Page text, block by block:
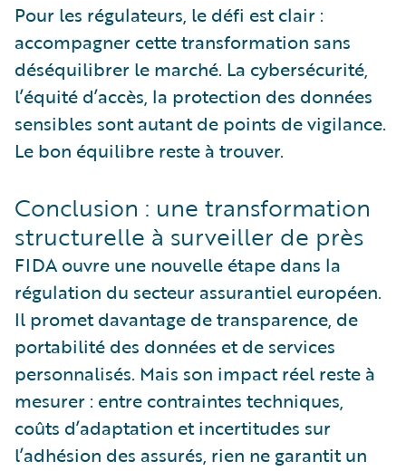
Pour les régulateurs, le défi est clair :
accompagner cette transformation sans
déséquilibrer le marché. La cybersécurité,
l’équité d’accès, la protection des données
sensibles sont autant de points de vigilance.
Le bon équilibre reste à trouver.
Conclusion : une transformation
structurelle à surveiller de près
FIDA ouvre une nouvelle étape dans la
régulation du secteur assurantiel européen.
Il promet davantage de transparence, de
portabilité des données et de services
personnalisés. Mais son impact réel reste à
mesurer : entre contraintes techniques,
coûts d’adaptation et incertitudes sur
l’adhésion des assurés, rien ne garantit un